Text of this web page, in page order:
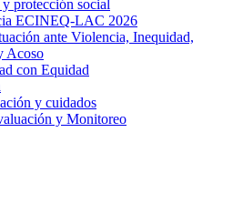
y protección social
ECINEQ-LAC 2026
ante Violencia, Inequidad,
Acoso
con Equidad
y cuidados
y Monitoreo